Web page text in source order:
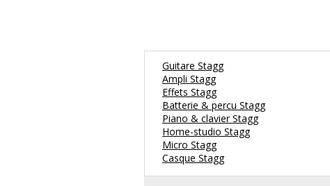
Guitare Stagg
Ampli Stagg
Effets Stagg
Batterie & percu Stagg
Piano & clavier Stagg
Home-studio Stagg
Micro Stagg
Casque Stagg